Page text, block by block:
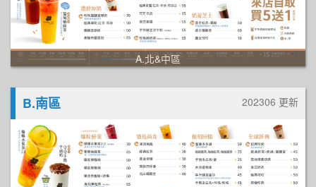
A.北&中區
B.南區 202306 更新